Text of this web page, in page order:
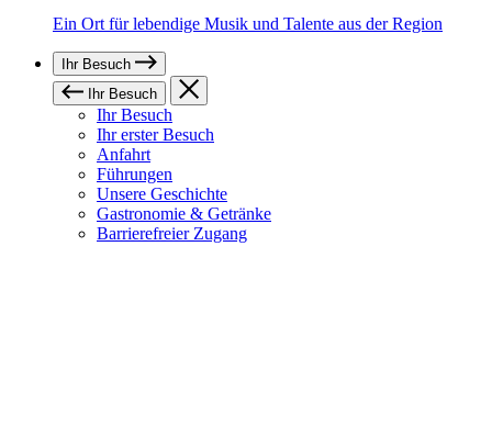
Ein Ort für lebendige Musik und Talente aus der Region
Ihr Besuch
Ihr Besuch
Ihr Besuch
Ihr erster Besuch
Anfahrt
Führungen
Unsere Geschichte
Gastronomie & Getränke
Barrierefreier Zugang